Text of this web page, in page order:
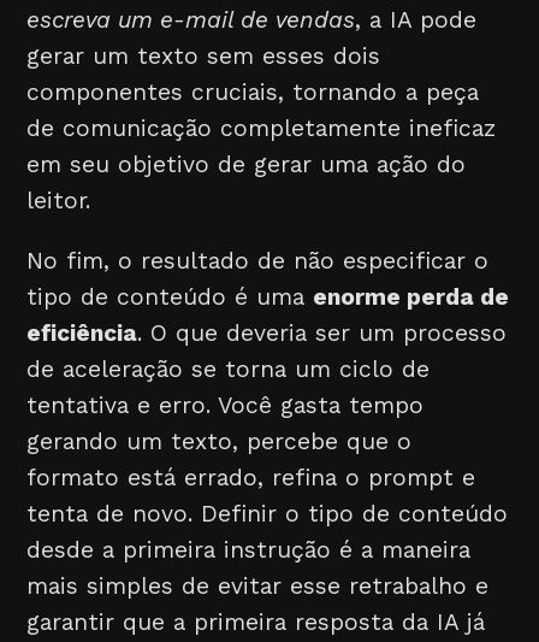
escreva um e-mail de vendas, a IA pode
gerar um texto sem esses dois
componentes cruciais, tornando a peça
de comunicação completamente ineficaz
em seu objetivo de gerar uma ação do
leitor.
No fim, o resultado de não especificar o
tipo de conteúdo é uma enorme perda de
eficiência. O que deveria ser um processo
de aceleração se torna um ciclo de
tentativa e erro. Você gasta tempo
gerando um texto, percebe que o
formato está errado, refina o prompt e
tenta de novo. Definir o tipo de conteúdo
desde a primeira instrução é a maneira
mais simples de evitar esse retrabalho e
garantir que a primeira resposta da IA já